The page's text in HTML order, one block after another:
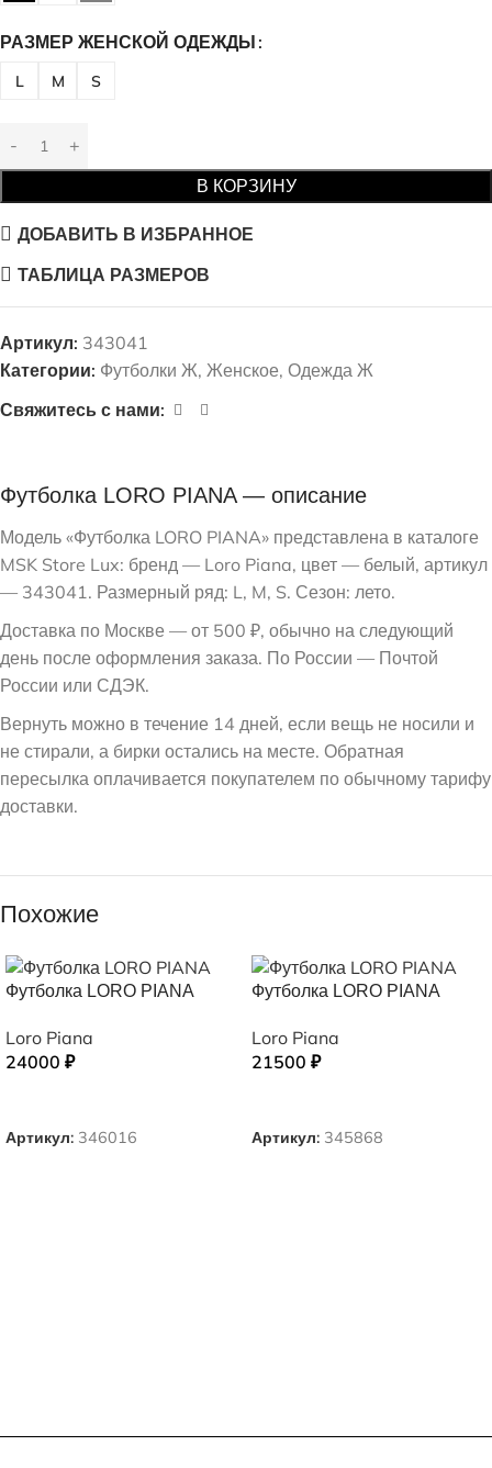
РАЗМЕР ЖЕНСКОЙ ОДЕЖДЫ
L M S
В КОРЗИНУ
ДОБАВИТЬ В ИЗБРАННОЕ
ТАБЛИЦА РАЗМЕРОВ
Артикул: 343041
Категории: Футболки Ж, Женское, Одежда Ж
Свяжитесь с нами:
Футболка LORO PIANA — описание
Модель «Футболка LORO PIANA» представлена в каталоге
MSK Store Lux: бренд — Loro Piana, цвет — белый, артикул
— 343041. Размерный ряд: L, M, S. Сезон: лето.
Доставка по Москве — от 500 ₽, обычно на следующий
день после оформления заказа. По России — Почтой
России или СДЭК.
Вернуть можно в течение 14 дней, если вещь не носили и
не стирали, а бирки остались на месте. Обратная
пересылка оплачивается покупателем по обычному тарифу
доставки.
Похожие
Футболка LORO PIANA
Loro Piana
24000 ₽
Артикул: 346016
Футболка LORO PIANA
Loro Piana
21500 ₽
Артикул: 345868